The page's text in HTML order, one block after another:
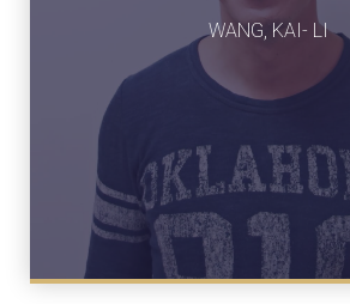
WANG, KAI- LI